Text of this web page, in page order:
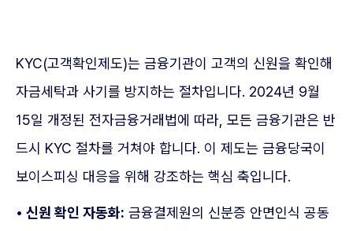
KYC(고객확인제도)는 금융기관이 고객의 신원을 확인해
자금세탁과 사기를 방지하는 절차입니다. 2024년 9월
15일 개정된 전자금융거래법에 따라, 모든 금융기관은 반
드시 KYC 절차를 거쳐야 합니다. 이 제도는 금융당국이
보이스피싱 대응을 위해 강조하는 핵심 축입니다.
• 신원 확인 자동화: 금융결제원의 신분증 안면인식 공동